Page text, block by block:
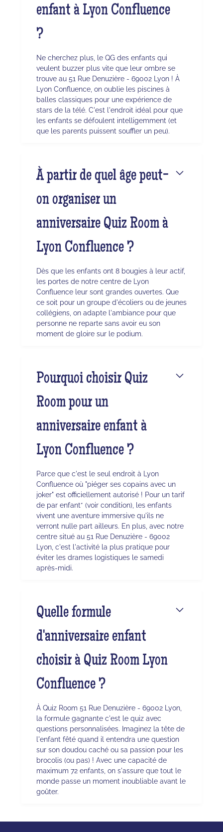
enfant à Lyon Confluence
?
Ne cherchez plus, le QG des enfants qui
veulent buzzer plus vite que leur ombre se
trouve au 51 Rue Denuzière - 69002 Lyon ! À
Lyon Confluence, on oublie les piscines à
balles classiques pour une expérience de
stars de la télé. C'est l'endroit idéal pour que
les enfants se défoulent intelligemment (et
que les parents puissent souffler un peu).
À partir de quel âge peut-
on organiser un
anniversaire Quiz Room à
Lyon Confluence ?
Dès que les enfants ont 8 bougies à leur actif,
les portes de notre centre de Lyon
Confluence leur sont grandes ouvertes. Que
ce soit pour un groupe d'écoliers ou de jeunes
collégiens, on adapte l'ambiance pour que
personne ne reparte sans avoir eu son
moment de gloire sur le podium.
Pourquoi choisir Quiz
Room pour un
anniversaire enfant à
Lyon Confluence ?
Parce que c'est le seul endroit à Lyon
Confluence où "piéger ses copains avec un
joker" est officiellement autorisé ! Pour un tarif
de par enfant* (voir condition), les enfants
vivent une aventure immersive qu'ils ne
verront nulle part ailleurs. En plus, avec notre
centre situé au 51 Rue Denuzière - 69002
Lyon, c'est l'activité la plus pratique pour
éviter les drames logistiques le samedi
après-midi.
Quelle formule
d'anniversaire enfant
choisir à Quiz Room Lyon
Confluence ?
À Quiz Room 51 Rue Denuzière - 69002 Lyon,
la formule gagnante c'est le quiz avec
questions personnalisées. Imaginez la tête de
l'enfant fêté quand il entendra une question
sur son doudou caché ou sa passion pour les
brocolis (ou pas) ! Avec une capacité de
maximum 72 enfants, on s'assure que tout le
monde passe un moment inoubliable avant le
goûter.